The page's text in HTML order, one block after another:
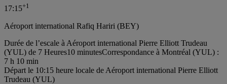
17:15+1
Aéroport international Rafiq Hariri (BEY)
Durée de l’escale à Aéroport international Pierre Elliott Trudeau
(YUL) de 7 Heures10 minutesCorrespondance à Montréal (YUL) :
7 h 10 min
Départ le 10:15 heure locale de Aéroport international Pierre Elliott
Trudeau (YUL)